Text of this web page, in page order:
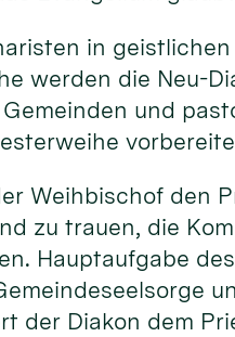
in
werden die Neu-
und
Weihbischof den
zu trauen, die
Hauptaufgabe
der Diakon dem